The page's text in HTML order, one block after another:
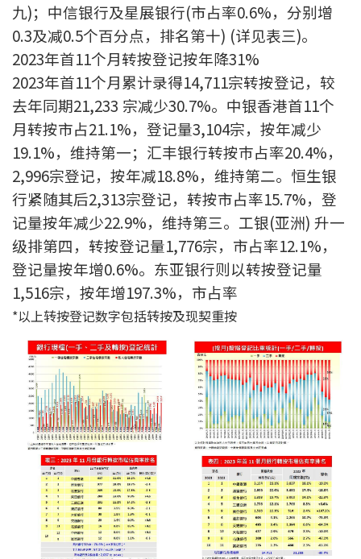
装修·保险优惠
免费装修转介服务
装修设计专栏
火险、家居、宠物保险
保险资讯专栏
联络我们
联络方式
网上申请按揭转介
私隐政策
本网页所提供资料仅作参考用途。
若因错漏而引致任何不便或损失，中原按揭概不负责。
本网站采用无障碍网页设计，如有任何问题，可查询：
2889 2886 / cmb@mail.centanet.com
中原地产 | 网上搵楼 |
中原工商铺
© 2026 中原按揭经纪有限公司 Centaline Mortgage Broker Limited 版权所有
九)；中信银行及星展银行(市占率0.6%，分别增
0.3及减0.5个百分点，排名第十) (详见表三)。
2023年首11个月转按登记按年降31%
2023年首11个月累计录得14,711宗转按登记，较
去年同期21,233 宗减少30.7%。中银香港首11个
月转按市占21.1%，登记量3,104宗，按年减少
19.1%，维持第一；汇丰银行转按巿占率20.4%，
2,996宗登记，按年减18.8%，维持第二。恒生银
行紧随其后2,313宗登记，转按市占率15.7%，登
记量按年减少22.9%，维持第三。工银(亚洲) 升一
级排第四，转按登记量1,776宗，市占率12.1%，
登记量按年增0.6%。东亚银行则以转按登记量
1,516宗，按年增197.3%，市占率
*以上转按登记数字包括转按及现契重按